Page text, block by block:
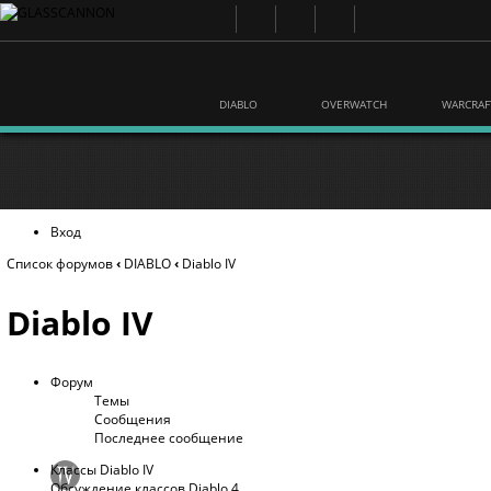
DIABLO OVERWATCH
Вход
Список форумов‹ DIABLO‹ Diablo IV
Diablo IV
Форум
Темы
Сообщения
Последнее сообщение
Классы Diablo IV